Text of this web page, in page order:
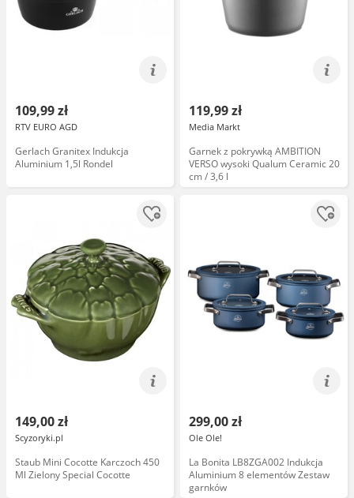
109,99 zł
RTV EURO AGD
Gerlach Granitex Indukcja
Aluminium 1,5l Rondel
119,99 zł
Media Markt
Garnek z pokrywką AMBITION
VERSO wysoki Qualum Ceramic 20
cm / 3,6 l
149,00 zł
Scyzoryki.pl
Staub Mini Cocotte Karczoch 450
Ml Zielony Special Cocotte
299,00 zł
Ole Ole!
La Bonita LB8ZGA002 Indukcja
Aluminium 8 elementów Zestaw
garnków